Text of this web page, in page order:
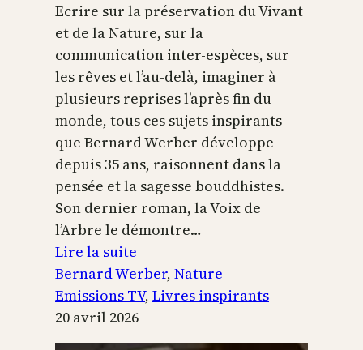
Ecrire sur la préservation du Vivant
et de la Nature, sur la
communication inter-espèces, sur
les rêves et l’au-delà, imaginer à
plusieurs reprises l’après fin du
monde, tous ces sujets inspirants
que Bernard Werber développe
depuis 35 ans, raisonnent dans la
pensée et la sagesse bouddhistes.
Son dernier roman, la Voix de
l’Arbre le démontre…
Lire la suite
La
Voix
de
l’arbre
Bernard Werber, Nature
Emissions TV, Livres inspirants
20 avril 2026